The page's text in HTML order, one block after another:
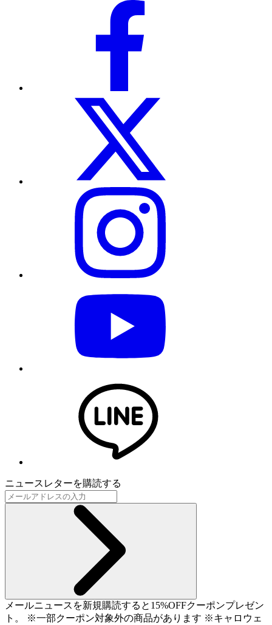
ニュースレターを購読する
メールニュースを新規購読すると15%OFFクーポンプレゼン
ト。 ※一部クーポン対象外の商品があります ※キャロウェ